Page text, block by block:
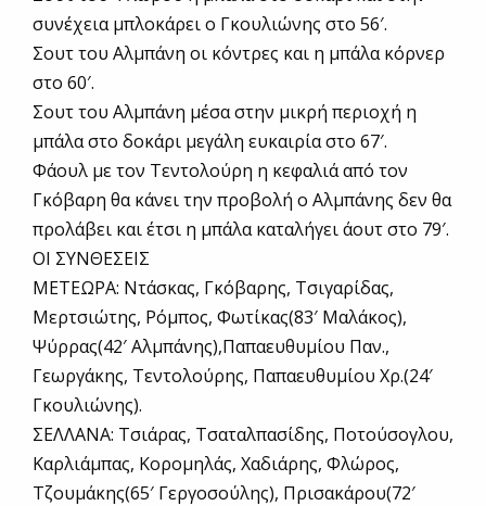
συνέχεια μπλοκάρει ο Γκουλιώνης στο 56′.
Σουτ του Αλμπάνη οι κόντρες και η μπάλα κόρνερ
στο 60′.
Σουτ του Αλμπάνη μέσα στην μικρή περιοχή η
μπάλα στο δοκάρι μεγάλη ευκαιρία στο 67′.
Φάουλ με τον Τεντολούρη η κεφαλιά από τον
Γκόβαρη θα κάνει την προβολή ο Αλμπάνης δεν θα
προλάβει και έτσι η μπάλα καταλήγει άουτ στο 79′.
ΟΙ ΣΥΝΘΕΣΕΙΣ
ΜΕΤΕΩΡΑ: Ντάσκας, Γκόβαρης, Τσιγαρίδας,
Μερτσιώτης, Ρόμπος, Φωτίκας(83′ Μαλάκος),
Ψύρρας(42′ Αλμπάνης),Παπαευθυμίου Παν.,
Γεωργάκης, Τεντολούρης, Παπαευθυμίου Χρ.(24′
Γκουλιώνης).
ΣΕΛΛΑΝΑ: Τσιάρας, Τσαταλπασίδης, Ποτούσογλου,
Καρλιάμπας, Κορομηλάς, Χαδιάρης, Φλώρος,
Τζουμάκης(65′ Γεργοσούλης), Πρισακάρου(72′